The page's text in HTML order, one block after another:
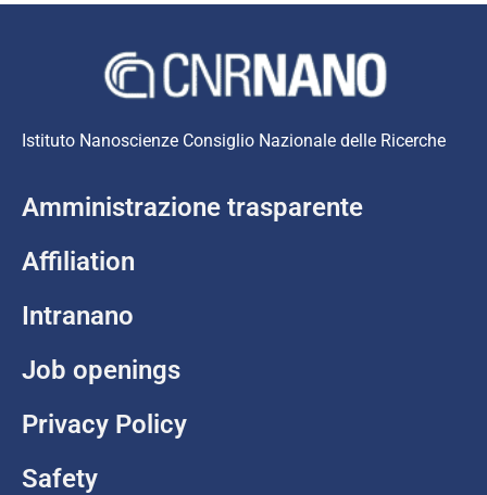
Istituto Nanoscienze Consiglio Nazionale delle Ricerche
Amministrazione trasparente
Affiliation
Intranano
Job openings
Privacy Policy
Safety